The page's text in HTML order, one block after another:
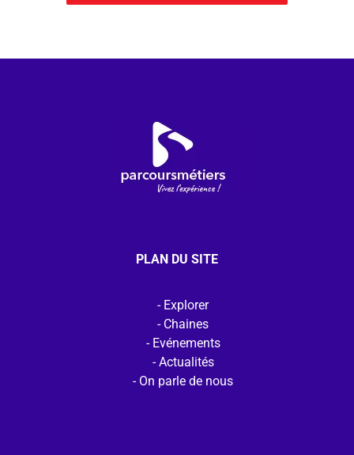
PLAN DU SITE
Explorer
Chaines
Evénements
Actualités
On parle de nous